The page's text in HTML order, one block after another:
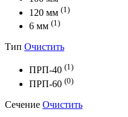
120 мм (1)
6 мм (1)
Тип Очистить
ПРП-40 (1)
ПРП-60 (0)
Сечение Очистить